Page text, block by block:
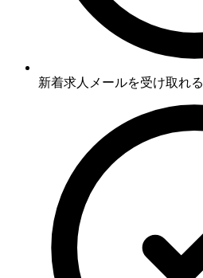
新着求人メールを受け取れる